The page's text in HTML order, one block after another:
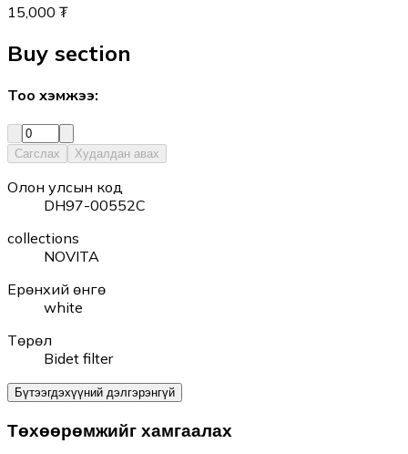
15,000 ₮
Buy section
Тоо хэмжээ:
Сагслах Худалдан авах
Олон улсын код
DH97-00552C
collections
NOVITA
Ерөнхий өнгө
white
Төрөл
Bidet filter
Бүтээгдэхүүний дэлгэрэнгүй
Төхөөрөмжийг хамгаалах